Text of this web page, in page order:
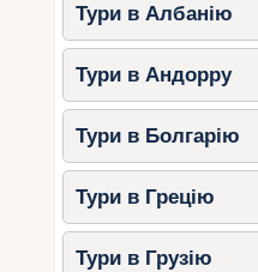
Тури в Албанію
Тури в Андорру
Тури в Болгарію
Тури в Грецію
Тури в Грузію